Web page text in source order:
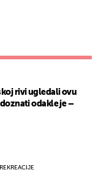
rivi ugledali ovu
odakle je –